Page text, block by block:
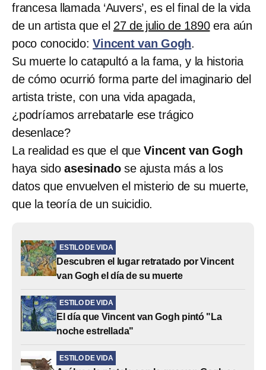
francesa llamada ‘Auvers’, es el final de la vida
de un artista que el 27 de julio de 1890era aún
poco conocido:Vincent van Gogh.
Su muerte lo catapultó a la fama, y la historia
de cómo ocurrió forma parte del imaginario del
artista triste, con una vida apagada,
¿podríamos arrebatarle ese trágico
desenlace?
La realidad es que el queVincent van Gogh
haya sidoasesinadose ajusta más a los
datos que envuelven el misterio de su muerte,
que la teoría de un suicidio.
ESTILO DE VIDA
Descubren el lugar retratado por Vincent
van Gogh el día de su muerte
ESTILO DE VIDA
El día que Vincent van Gogh pintó "La
noche estrellada"
ESTILO DE VIDA